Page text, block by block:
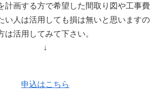
計画する方で希望した間取り図や工事費
い人は活用しても損は無いと思いますの
は活用してみて下さい。
↓
申込はこちら